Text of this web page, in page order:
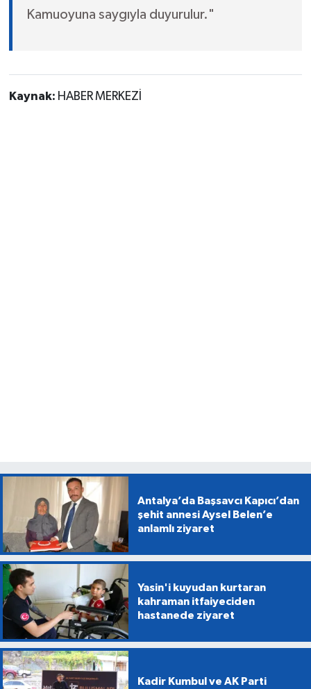
Kamuoyuna saygıyla duyurulur."
Kaynak: HABER MERKEZİ
Antalya’da Başsavcı Kapıcı’dan
şehit annesi Aysel Belen’e
anlamlı ziyaret
Yasin'i kuyudan kurtaran
kahraman itfaiyeciden
hastanede ziyaret
Kadir Kumbul ve AK Parti